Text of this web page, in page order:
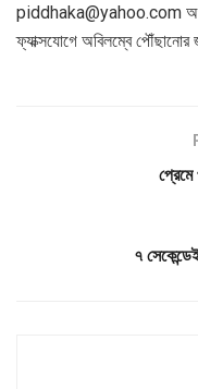
piddhaka@yahoo.com
ফ্যাক্সযোগে অবিলম্বে
৭